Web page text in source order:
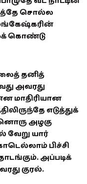
சொல்ல
மங்கேஷ்கரின்
கொண்டு
தனித்
அவரது
மாதிரியான
எடுத்துக்
அழகு
வேறு யார்
பிச்சி
அப்படிக்
குரல்.